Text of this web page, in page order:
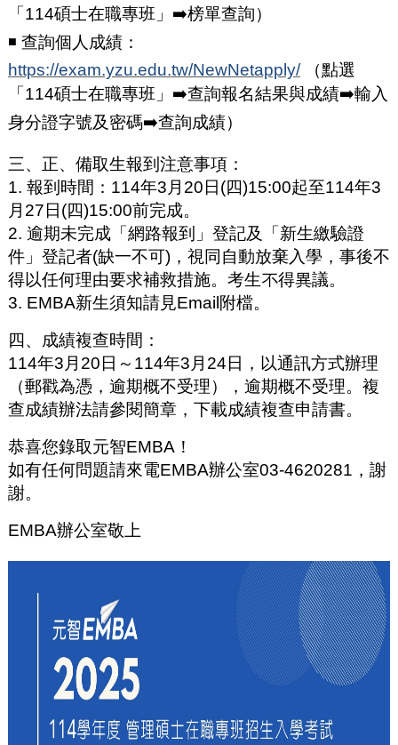
「114碩士在職專班」➡️榜單查詢）
◾ 查詢個人成績：
https://exam.yzu.edu.tw/NewNetapply/（點選
「114碩士在職專班」➡️查詢報名結果與成績➡️輸入
身分證字號及密碼➡️查詢成績）
三、正、備取生報到注意事項：
1. 報到時間：114年3月20日(四)15:00起至114年3
月27日(四)15:00前完成。
2. 逾期未完成「網路報到」登記及「新生繳驗證
件」登記者(缺一不可)，視同自動放棄入學，事後不
得以任何理由要求補救措施。考生不得異議。
3. EMBA新生須知請見Email附檔。
四、成績複查時間：
114年3月20日～114年3月24日，以通訊方式辦理
（郵戳為憑，逾期概不受理），逾期概不受理。複
查成績辦法請參閱簡章，下載成績複查申請書。
恭喜您錄取元智EMBA！
如有任何問題請來電EMBA辦公室03-4620281，謝
謝。
EMBA辦公室敬上